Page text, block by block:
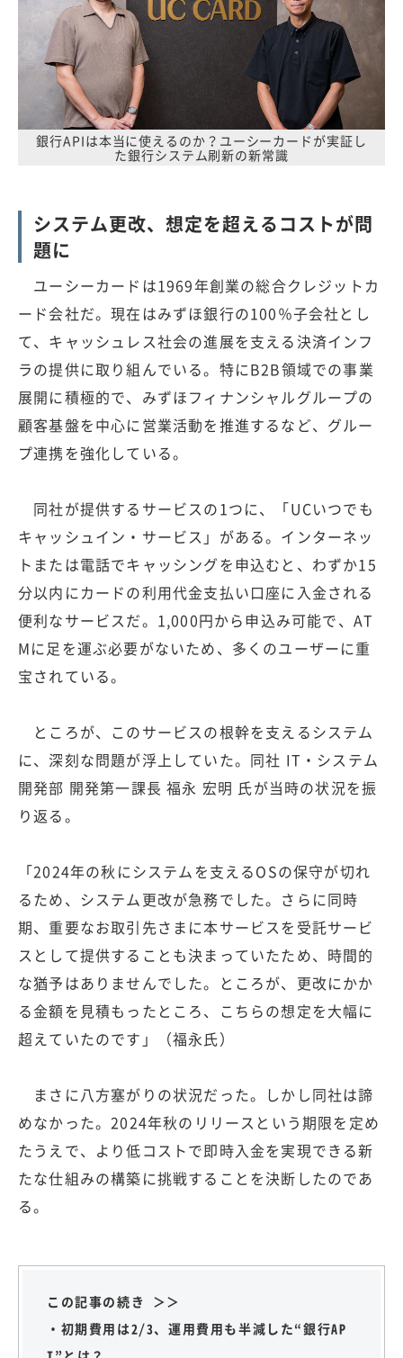
銀行APIは本当に使えるのか？ユーシーカードが実証し
た銀行システム刷新の新常識
システム更改、想定を超えるコストが問
題に
ユーシーカードは1969年創業の総合クレジットカ
ード会社だ。現在はみずほ銀行の100％子会社とし
て、キャッシュレス社会の進展を支える決済インフ
ラの提供に取り組んでいる。特にB2B領域での事業
展開に積極的で、みずほフィナンシャルグループの
顧客基盤を中心に営業活動を推進するなど、グルー
プ連携を強化している。
同社が提供するサービスの1つに、「UCいつでも
キャッシュイン・サービス」がある。インターネッ
トまたは電話でキャッシングを申込むと、わずか15
分以内にカードの利用代金支払い口座に入金される
便利なサービスだ。1,000円から申込み可能で、AT
Mに足を運ぶ必要がないため、多くのユーザーに重
宝されている。
ところが、このサービスの根幹を支えるシステム
に、深刻な問題が浮上していた。同社 IT・システム
開発部 開発第一課長 福永 宏明 氏が当時の状況を振
り返る。
「2024年の秋にシステムを支えるOSの保守が切れ
るため、システム更改が急務でした。さらに同時
期、重要なお取引先さまに本サービスを受託サービ
スとして提供することも決まっていたため、時間的
な猶予はありませんでした。ところが、更改にかか
る金額を見積もったところ、こちらの想定を大幅に
超えていたのです」（福永氏）
まさに八方塞がりの状況だった。しかし同社は諦
めなかった。2024年秋のリリースという期限を定め
たうえで、より低コストで即時入金を実現できる新
たな仕組みの構築に挑戦することを決断したのであ
る。
この記事の続き ＞＞
・初期費用は2/3、運用費用も半減した“銀行AP